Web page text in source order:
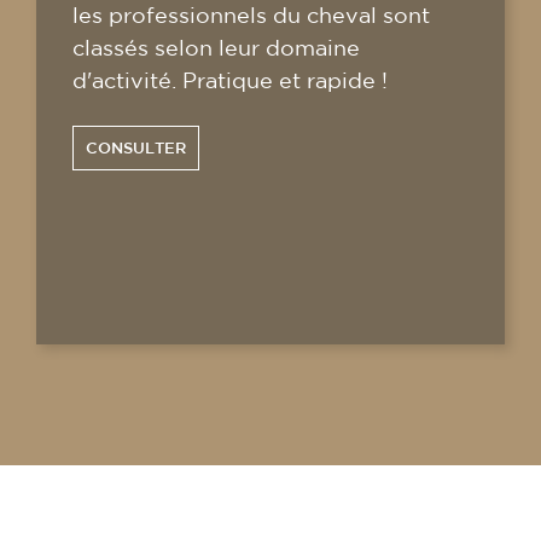
les professionnels du cheval sont
classés selon leur domaine
d'activité. Pratique et rapide !
CONSULTER